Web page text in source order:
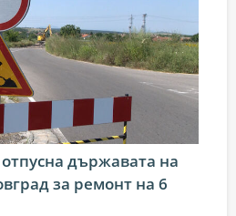
държавата на
за ремонт на 6